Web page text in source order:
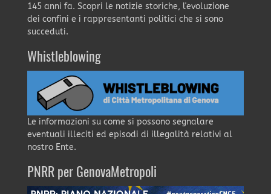
145 anni fa. Scopri le notizie storiche, l'evoluzione
dei confini e i rappresentanti politici che si sono
succeduti.
Whistleblowing
Le informazioni su come si possono segnalare
eventuali illeciti ed episodi di illegalità relativi al
nostro Ente.
PNRR per GenovaMetropoli